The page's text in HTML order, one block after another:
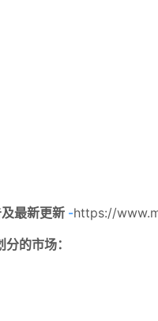
最新更新 -https://
的市场：